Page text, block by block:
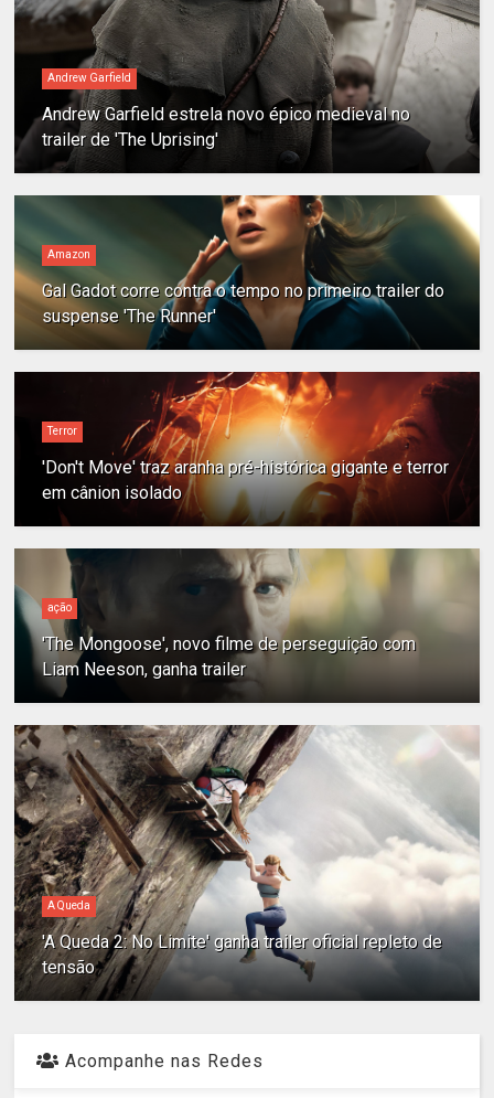
Andrew Garfield
Andrew Garfield estrela novo épico medieval no
trailer de 'The Uprising'
Amazon
Gal Gadot corre contra o tempo no primeiro trailer do
suspense 'The Runner'
Terror
'Don't Move' traz aranha pré-histórica gigante e terror
em cânion isolado
ação
'The Mongoose', novo filme de perseguição com
Liam Neeson, ganha trailer
A Queda
'A Queda 2: No Limite' ganha trailer oficial repleto de
tensão
Acompanhe nas Redes